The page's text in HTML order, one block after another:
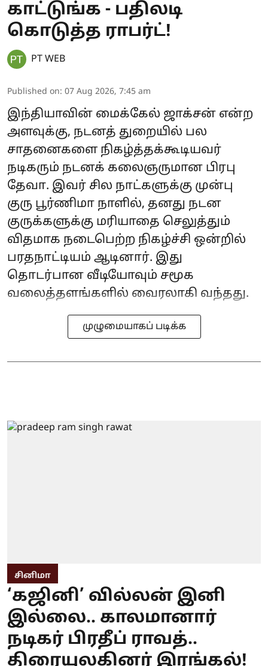
காட்டுங்க - பதிலடி
கொடுத்த ராபர்ட்!
PT WEB
Published on: 07 Aug 2026, 7:45 am
இந்தியாவின் மைக்கேல் ஜாக்சன் என்ற
அளவுக்கு, நடனத் துறையில் பல
சாதனைகளை நிகழ்த்தக்கூடியவர்
நடிகரும் நடனக் கலைஞருமான பிரபு
தேவா. இவர் சில நாட்களுக்கு முன்பு
குரு பூர்ணிமா நாளில், தனது நடன
குருக்களுக்கு மரியாதை செலுத்தும்
விதமாக நடைபெற்ற நிகழ்ச்சி ஒன்றில்
பரதநாட்டியம் ஆடினார். இது
தொடர்பான வீடியோவும் சமூக
வலைத்தளங்களில் வைரலாகி வந்தது.
முழுமையாகப் படிக்க
சினிமா
‘கஜினி’ வில்லன் இனி
இல்லை.. காலமானார்
நடிகர் பிரதீப் ராவத்..
திரையுலகினர் இரங்கல்!